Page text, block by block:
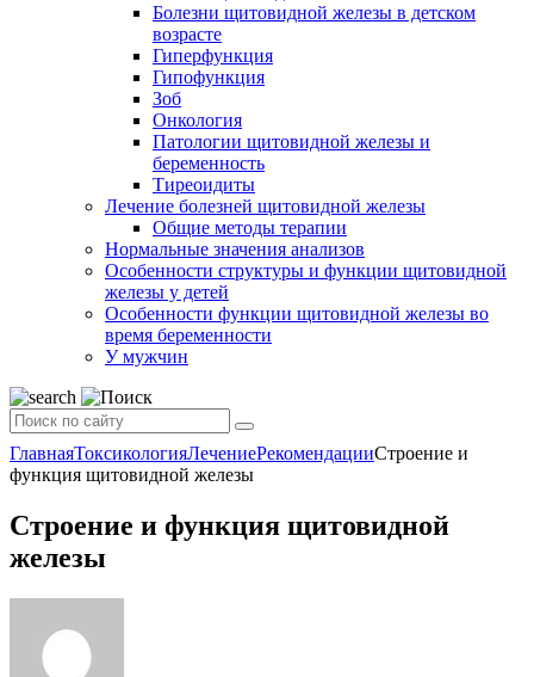
Болезни щитовидной железы в детском
возрасте
Гиперфункция
Гипофункция
Зоб
Онкология
Патологии щитовидной железы и
беременность
Тиреоидиты
Лечение болезней щитовидной железы
Общие методы терапии
Нормальные значения анализов
Особенности структуры и функции щитовидной
железы у детей
Особенности функции щитовидной железы во
время беременности
У мужчин
ГлавнаяТоксикологияЛечениеРекомендацииСтроение и
функция щитовидной железы
Строение и функция щитовидной
железы